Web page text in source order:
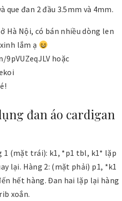
que đan 2 đầu 3.5mm và 4mm.
Hà Nội, có bán nhiều dòng len
lắm ạ
hoặc
đan áo cardigan
1 (mặt trái): k1, *p1 tbl, k1* lặp
lại. Hàng 2: (mặt phải) p1, *k1
hết hàng. Đan hai lặp lại hàng
xoắn.